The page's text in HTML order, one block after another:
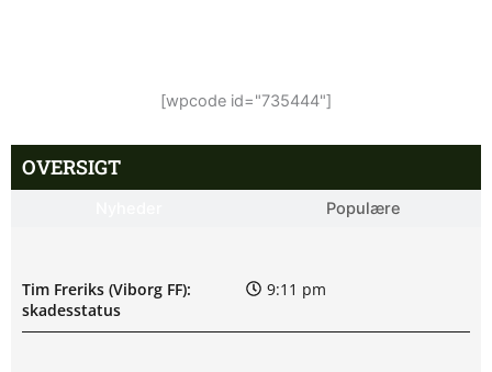
[wpcode id="735444"]
OVERSIGT
Populære
Tim Freriks (Viborg FF):
skadesstatus
9:11 pm